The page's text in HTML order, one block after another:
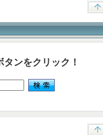
タンをクリック！